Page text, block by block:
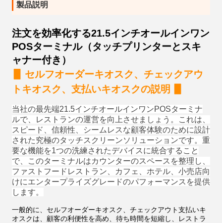
製品説明
注文を効率化する21.5インチオールインワン
POSターミナル（タッチプリンターとスキ
ャナー付き）
セルフオーダーキオスク、チェックアウ
トキオスク、支払いキオスクの説明
当社の最先端21.5インチオールインワンPOSターミナ
ルで、レストランの運営を向上させましょう。これは、
スピード、信頼性、シームレスな顧客体験のために設計
された究極のタッチスクリーンソリューションです。重
要な機能を1つの洗練されたデバイスに統合すること
で、このターミナルはカウンターのスペースを整理し、
ファストフードレストラン、カフェ、ホテル、小売店向
けにエンタープライズグレードのパフォーマンスを提供
します。
一般的に、セルフオーダーキオスク、チェックアウト支払いキ
オスクは、顧客の利便性を高め、待ち時間を短縮し、レストラ